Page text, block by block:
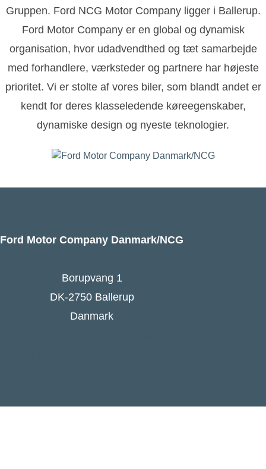
Gruppen. Ford NCG Motor Company ligger i Ballerup.
Ford Motor Company er en global og dynamisk
organisation, hvor udadvendthed og tæt samarbejde
med forhandlere, værksteder og partnere har højeste
prioritet. Vi er stolte af vores biler, som blandt andet er
kendt for deres klasseledende køreegenskaber,
dynamiske design og nyeste teknologier.
Ford Motor Company Danmark/NCG
Borupvang 1
DK-2750 Ballerup
Danmark